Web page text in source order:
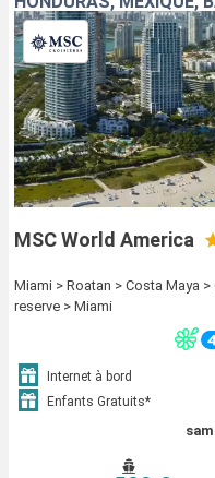
MSC World America
Miami > Roatan > Costa Maya
reserve > Miami
Internet à bord
Enfants Gratuits*